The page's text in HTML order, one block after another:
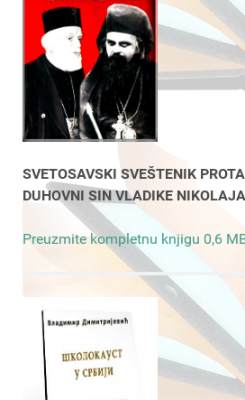
SVETOSAVSKI SVEŠTENIK
DUHOVNI SIN VLADIKE NIKOLAJA
Preuzmite kompletnu knjigu 0,6